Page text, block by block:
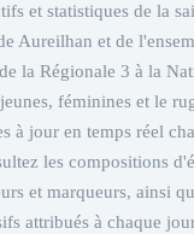
et statistiques de la
Aureilhan et de
la Régionale 3 à la
féminines et le
à jour en temps réel
les compositions
et marqueurs, ainsi
attribués à chaque